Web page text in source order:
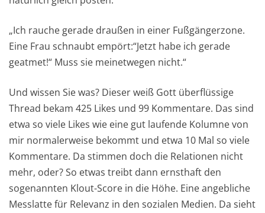
„Ich rauche gerade draußen in einer Fußgängerzone.
Eine Frau schnaubt empört:“Jetzt habe ich gerade
geatmet!“ Muss sie meinetwegen nicht.“
Und wissen Sie was? Dieser weiß Gott überflüssige
Thread bekam 425 Likes und 99 Kommentare. Das sind
etwa so viele Likes wie eine gut laufende Kolumne von
mir normalerweise bekommt und etwa 10 Mal so viele
Kommentare. Da stimmen doch die Relationen nicht
mehr, oder? So etwas treibt dann ernsthaft den
sogenannten Klout-Score in die Höhe. Eine angebliche
Messlatte für Relevanz in den sozialen Medien. Da sieht